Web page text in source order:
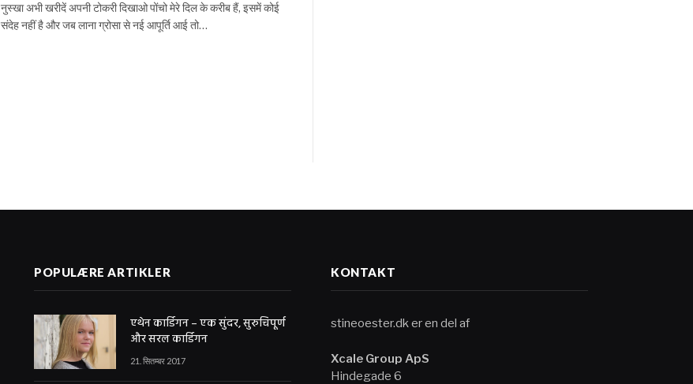
नुस्खा अभी खरीदें अपनी टोकरी दिखाओ पोंचो मेरे दिल के करीब हैं, इसमें कोई
संदेह नहीं है और जब लाना ग्रोसा से नई आपूर्ति आई तो…
POPULÆRE ARTIKLER
एथेन कार्डिगन – एक सुंदर, सुरुचिपूर्ण
और सरल कार्डिगन
21. सितम्बर 2017
KONTAKT
stineoester.dk er en del af
Xcale Group ApS
Hindegade 6